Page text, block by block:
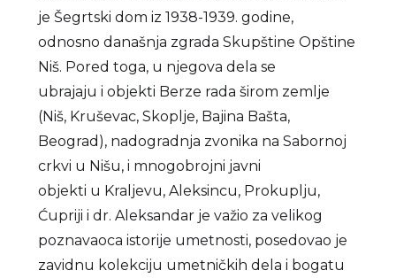
je Šegrtski dom iz 1938-1939. godine,
odnosno današnja zgrada Skupštine Opštine
Niš. Pored toga, u njegova dela se
ubrajaju i objekti Berze rada širom zemlje
(Niš, Kruševac, Skoplje, Bajina Bašta,
Beograd), nadogradnja zvonika na Sabornoj
crkvi u Nišu, i mnogobrojni javni
objekti u Kraljevu, Aleksincu, Prokuplju,
Ćupriji i dr. Aleksandar je važio za velikog
poznavaoca istorije umetnosti, posedovao je
zavidnu kolekciju umetničkih dela i bogatu